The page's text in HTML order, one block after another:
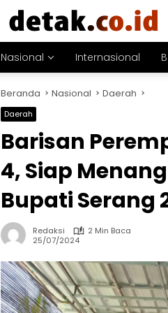
Nasional Internasional
Beranda Nasional Daerah
Daerah
Barisan
4, Siap
Bupati Serang
Redaksi
2 Min Baca
25/07/2024